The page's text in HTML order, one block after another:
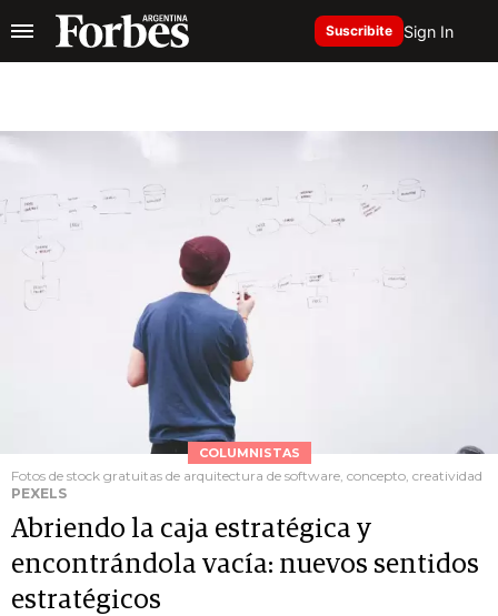
Suscribite Sign In
COLUMNISTAS
Fotos de stock gratuitas de arquitectura de software, concepto, creatividad
PEXELS
Abriendo la caja estratégica y
encontrándola vacía: nuevos sentidos
estratégicos